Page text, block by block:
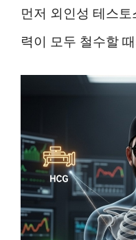
먼저 외인성 테스
력이 모두 철수할